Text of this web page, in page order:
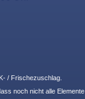
/ Frischezuschlag.
noch nicht alle Elemente